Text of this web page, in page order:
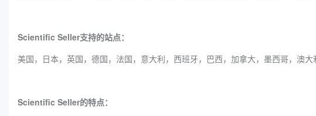
Scientific Seller支持的站点：
美国，日本，英国，德国，法国，意大利，西班牙，巴西，加拿大，墨西哥，澳
Scientific Seller的特点：